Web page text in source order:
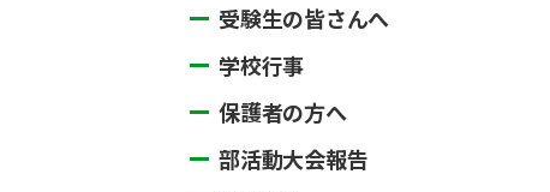
受験生の皆さんへ
学校行事
保護者の方へ
部活動大会報告